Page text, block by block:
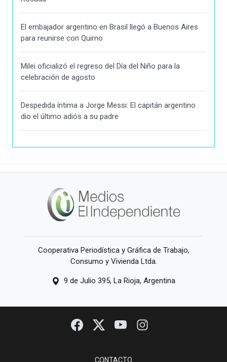
El embajador argentino en Brasil llegó a Buenos Aires
para reunirse con Quirno
Milei oficializó el regreso del Día del Niño para la
celebración de agosto
Despedida íntima a Jorge Messi: El capitán argentino
dio el último adiós a su padre
Cooperativa Periodística y Gráfica de Trabajo,
Consumo y Vivienda Ltda.
9 de Julio 395, La Rioja, Argentina
CONTACTO